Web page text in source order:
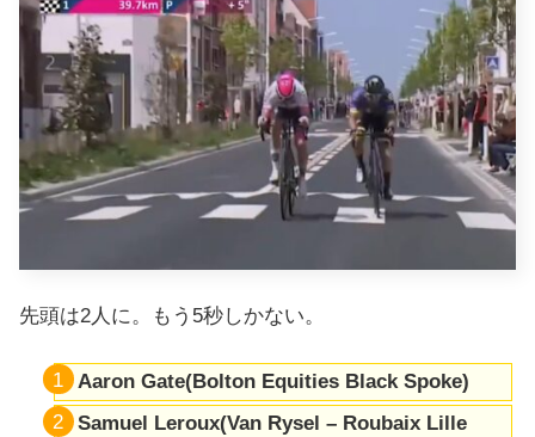
先頭は2人に。もう5秒しかない。
Aaron Gate(Bolton Equities Black Spoke)
Samuel Leroux(Van Rysel – Roubaix Lille